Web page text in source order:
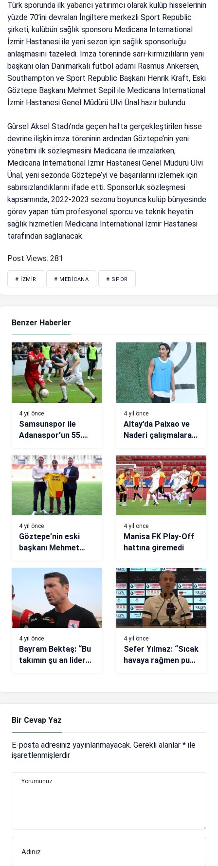
Türk sporunda ilk yabancı yatırımcı olarak kulüp hisselerinin
yüzde 70’ini devralan İngiltere merkezli Sport Republic
şirketi, kulübün sağlık sponsoru Medicana International
İzmir Hastanesi ile yeni sezon için sağlık sponsorluğu
anlaşmasını tazeledi. İmza töreninde sarı-kırmızılıların yeni
başkanı olan Danimarkalı futbol adamı Rasmus Ankersen,
Southampton ve Sport Republic Başkanı Henrik Kraft, Eski
Göztepe Başkanı Mehmet Sepil ile Medicana International
İzmir Hastanesi Genel Müdürü Ulvi Ünal hazır bulundu.
Gürsel Aksel Stadı’nda geçen hafta gerçekleştirilen hisse
devrine ilişkin imza töreninin ardından Göztepe’nin yeni
yönetimi ilk sözleşmesini Medicana ile imzalarken,
Medicana International İzmir Hastanesi Genel Müdürü Ulvi
Ünal, yeni sezonda Göztepe’yi ve başarılarını izlemek için
sabırsızlandıklarını ifade etti. Sponsorluk sözleşmesi
kapsamında, 2022-2023 sezonu boyunca kulüp bünyesinde
görev yapan tüm profesyonel sporcu ve teknik heyetin
sağlık hizmetleri Medicana International İzmir Hastanesi
tarafından sağlanacak.
Post Views: 281
# İZMIR # MEDICANA # SPOR
Benzer Haberler
4 yıl önce
Samsunspor ile
Adanaspor’un 55.
4 yıl önce
Altay’da Paixao ve
Naderi çalışmalara
4 yıl önce
Göztepe’nin eski
başkanı Mehmet
konuşulacak itiraf!
4 yıl önce
Manisa FK Play-Off
hattına giremedi
4 yıl önce
Bayram Bektaş: “Bu
takımın şu an lider
4 yıl önce
Sefer Yılmaz: “Sıcak
havaya rağmen puan
Bir Cevap Yaz
E-posta adresiniz yayınlanmayacak. Gerekli alanlar * ile
işaretlenmişlerdir
Yorumunuz
Adınız